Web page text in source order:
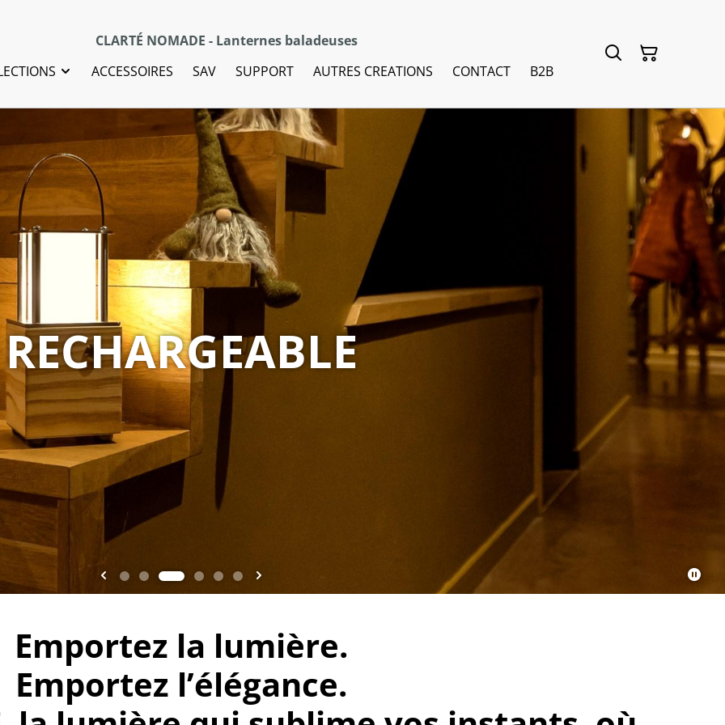
CLARTÉ NOMADE - Lanternes baladeuses
ACCESSOIRES SAV SUPPORT AUTRES CREATIONS CONTACT B2B
IN BELGIUM
/ OUTDOOR
RECHARGEABLE
UNIQUE
ANYWHERE
STYLE
Emportez la lumière.
Emportez l’élégance.